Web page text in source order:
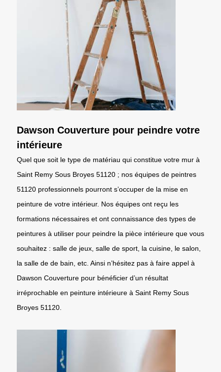
Dawson Couverture pour peindre votre
intérieure
Quel que soit le type de matériau qui constitue votre mur à
Saint Remy Sous Broyes 51120 ; nos équipes de peintres
51120 professionnels pourront s’occuper de la mise en
peinture de votre intérieur. Nos équipes ont reçu les
formations nécessaires et ont connaissance des types de
peintures à utiliser pour peindre la pièce intérieure que vous
souhaitez : salle de jeux, salle de sport, la cuisine, le salon,
la salle de de bain, etc. Ainsi n’hésitez pas à faire appel à
Dawson Couverture pour bénéficier d’un résultat
irréprochable en peinture intérieure à Saint Remy Sous
Broyes 51120.